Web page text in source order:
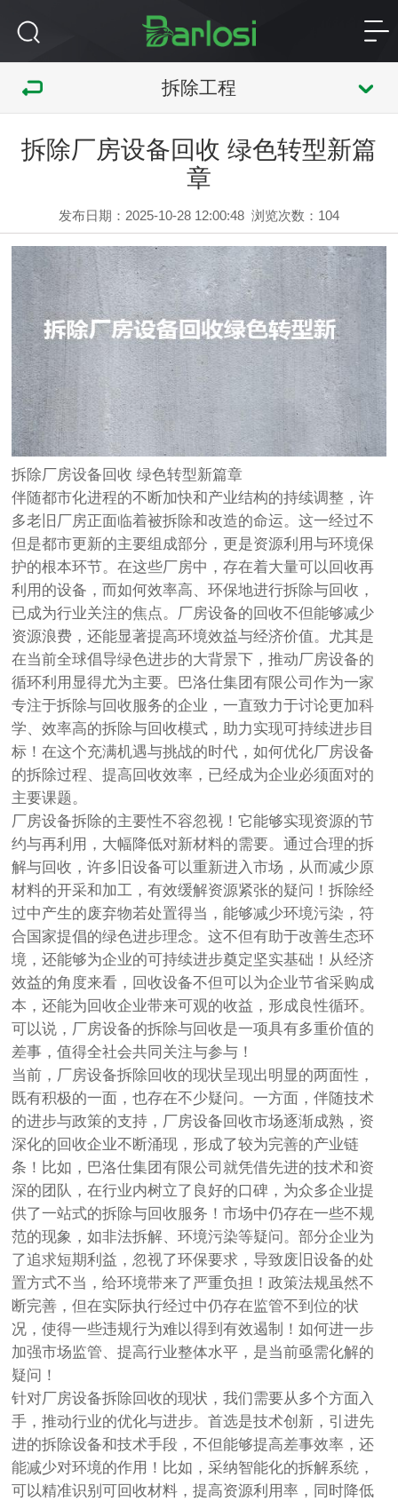
拆除工程
拆除厂房设备回收 绿色转型新篇
章
发布日期：2025-10-28 12:00:48 浏览次数： 104
拆除厂房设备回收 绿色转型新篇章
伴随都市化进程的不断加快和产业结构的持续调整，许
多老旧厂房正面临着被拆除和改造的命运。这一经过不
但是都市更新的主要组成部分，更是资源利用与环境保
护的根本环节。在这些厂房中，存在着大量可以回收再
利用的设备，而如何效率高、环保地进行拆除与回收，
已成为行业关注的焦点。厂房设备的回收不但能够减少
资源浪费，还能显著提高环境效益与经济价值。尤其是
在当前全球倡导绿色进步的大背景下，推动厂房设备的
循环利用显得尤为主要。巴洛仕集团有限公司作为一家
专注于拆除与回收服务的企业，一直致力于讨论更加科
学、效率高的拆除与回收模式，助力实现可持续进步目
标！在这个充满机遇与挑战的时代，如何优化厂房设备
的拆除过程、提高回收效率，已经成为企业必须面对的
主要课题。
厂房设备拆除的主要性不容忽视！它能够实现资源的节
约与再利用，大幅降低对新材料的需要。通过合理的拆
解与回收，许多旧设备可以重新进入市场，从而减少原
材料的开采和加工，有效缓解资源紧张的疑问！拆除经
过中产生的废弃物若处置得当，能够减少环境污染，符
合国家提倡的绿色进步理念。这不但有助于改善生态环
境，还能够为企业的可持续进步奠定坚实基础！从经济
效益的角度来看，回收设备不但可以为企业节省采购成
本，还能为回收企业带来可观的收益，形成良性循环。
可以说，厂房设备的拆除与回收是一项具有多重价值的
差事，值得全社会共同关注与参与！
当前，厂房设备拆除回收的现状呈现出明显的两面性，
既有积极的一面，也存在不少疑问。一方面，伴随技术
的进步与政策的支持，厂房设备回收市场逐渐成熟，资
深化的回收企业不断涌现，形成了较为完善的产业链
条！比如，巴洛仕集团有限公司就凭借先进的技术和资
深的团队，在行业内树立了良好的口碑，为众多企业提
供了一站式的拆除与回收服务！市场中仍存在一些不规
范的现象，如非法拆解、环境污染等疑问。部分企业为
了追求短期利益，忽视了环保要求，导致废旧设备的处
置方式不当，给环境带来了严重负担！政策法规虽然不
断完善，但在实际执行经过中仍存在监管不到位的状
况，使得一些违规行为难以得到有效遏制！如何进一步
加强市场监管、提高行业整体水平，是当前亟需化解的
疑问！
针对厂房设备拆除回收的现状，我们需要从多个方面入
手，推动行业的优化与进步。首选是技术创新，引进先
进的拆除设备和技术手段，不但能够提高差事效率，还
能减少对环境的作用！比如，采纳智能化的拆解系统，
可以精准识别可回收材料，提高资源利用率，同时降低